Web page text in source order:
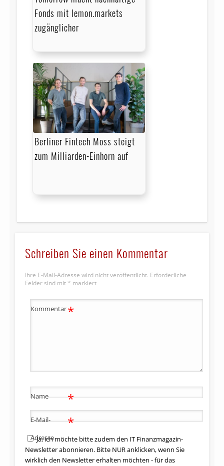
Fonds mit lemon.markets
zugänglicher
Berliner Fintech Moss steigt
zum Milliarden-Einhorn auf
Schreiben Sie einen Kommentar
Ihre E-Mail-Adresse wird nicht veröffentlicht. Erforderliche
Felder sind mit * markiert
Kommentar*
Name *
E-Mail-
Adresse
*
Ja, ich möchte bitte zudem den IT Finanzmagazin-
Newsletter abonnieren. Bitte NUR anklicken, wenn Sie
wirklich den Newsletter erhalten möchten - für das